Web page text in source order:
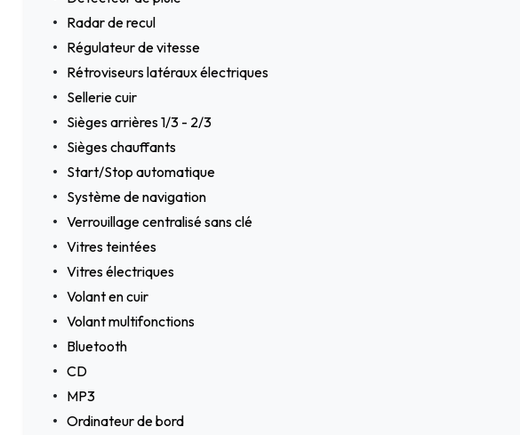
Radar de recul
Régulateur de vitesse
Rétroviseurs latéraux électriques
Sellerie cuir
Sièges arrières 1/3 - 2/3
Sièges chauffants
Start/Stop automatique
Système de navigation
Verrouillage centralisé sans clé
Vitres teintées
Vitres électriques
Volant en cuir
Volant multifonctions
Bluetooth
CD
MP3
Ordinateur de bord